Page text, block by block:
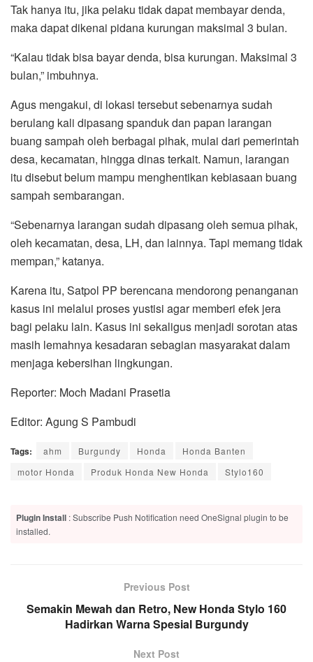
Tak hanya itu, jika pelaku tidak dapat membayar denda,
maka dapat dikenai pidana kurungan maksimal 3 bulan.
“Kalau tidak bisa bayar denda, bisa kurungan. Maksimal 3
bulan,” imbuhnya.
Agus mengakui, di lokasi tersebut sebenarnya sudah
berulang kali dipasang spanduk dan papan larangan
buang sampah oleh berbagai pihak, mulai dari pemerintah
desa, kecamatan, hingga dinas terkait. Namun, larangan
itu disebut belum mampu menghentikan kebiasaan buang
sampah sembarangan.
“Sebenarnya larangan sudah dipasang oleh semua pihak,
oleh kecamatan, desa, LH, dan lainnya. Tapi memang tidak
mempan,” katanya.
Karena itu, Satpol PP berencana mendorong penanganan
kasus ini melalui proses yustisi agar memberi efek jera
bagi pelaku lain. Kasus ini sekaligus menjadi sorotan atas
masih lemahnya kesadaran sebagian masyarakat dalam
menjaga kebersihan lingkungan.
Reporter: Moch Madani Prasetia
Editor: Agung S Pambudi
Tags: ahm Burgundy Honda
Honda Banten
motor Honda
Produk Honda New Honda Stylo160
Plugin Install : Subscribe Push Notification need OneSignal plugin to be
installed.
Previous Post
Semakin Mewah dan Retro, New Honda Stylo 160
Hadirkan Warna Spesial Burgundy
Next Post